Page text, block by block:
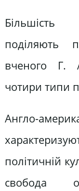
Більшість
поділяють
вченого Г.
чотири типи
Англо-
політичній
свобода